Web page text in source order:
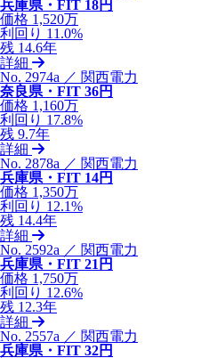
兵庫県・FIT 18円
価格 1,520万
利回り 11.0%
残 14.6年
詳細
No. 2974a ／ 関西電力
奈良県・FIT 36円
価格 1,160万
利回り 17.8%
残 9.7年
詳細
No. 2878a ／ 関西電力
兵庫県・FIT 14円
価格 1,350万
利回り 12.1%
残 14.4年
詳細
No. 2592a ／ 関西電力
兵庫県・FIT 21円
価格 1,750万
利回り 12.6%
残 12.3年
詳細
No. 2557a ／ 関西電力
兵庫県・FIT 32円